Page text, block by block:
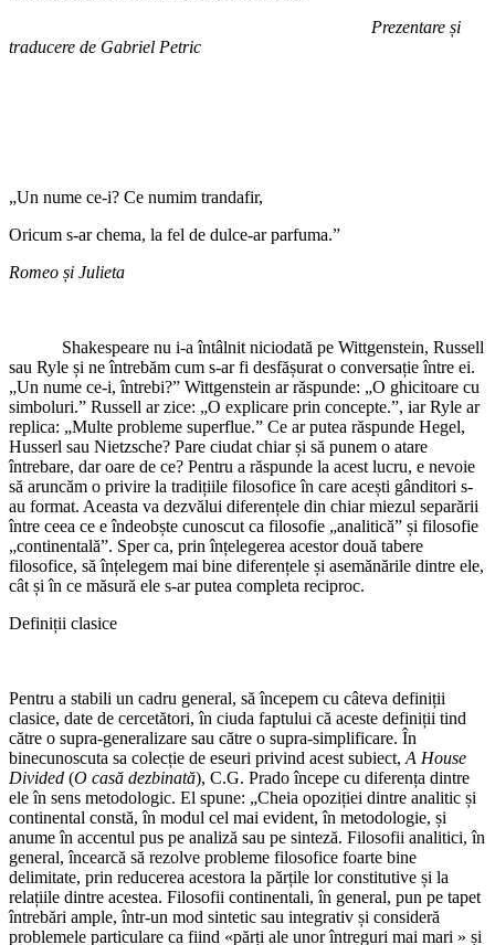
Prezentare și
traducere de Gabriel Petric
„Un nume ce-i? Ce numim trandafir,
Oricum s-ar chema, la fel de dulce-ar parfuma.”
Romeo și Julieta
Shakespeare nu i-a întâlnit niciodată pe Wittgenstein, Russell
sau Ryle și ne întrebăm cum s-ar fi desfășurat o conversație între ei.
„Un nume ce-i, întrebi?” Wittgenstein ar răspunde: „O ghicitoare cu
simboluri.” Russell ar zice: „O explicare prin concepte.”, iar Ryle ar
replica: „Multe probleme superflue.” Ce ar putea răspunde Hegel,
Husserl sau Nietzsche? Pare ciudat chiar și să punem o atare
întrebare, dar oare de ce? Pentru a răspunde la acest lucru, e nevoie
să aruncăm o privire la tradițiile filosofice în care acești gânditori s-
au format. Aceasta va dezvălui diferențele din chiar miezul separării
între ceea ce e îndeobște cunoscut ca filosofie „analitică” și filosofie
„continentală”. Sper ca, prin înțelegerea acestor două tabere
filosofice, să înțelegem mai bine diferențele și asemănările dintre ele,
cât și în ce măsură ele s-ar putea completa reciproc.
Definiții clasice
Pentru a stabili un cadru general, să începem cu câteva definiții
clasice, date de cercetători, în ciuda faptului că aceste definiții tind
către o supra-generalizare sau către o supra-simplificare. În
binecunoscuta sa colecție de eseuri privind acest subiect, A House
Divided (O casă dezbinată), C.G. Prado începe cu diferența dintre
ele în sens metodologic. El spune: „Cheia opoziției dintre analitic și
continental constă, în modul cel mai evident, în metodologie, și
anume în accentul pus pe analiză sau pe sinteză. Filosofii analitici, în
general, încearcă să rezolve probleme filosofice foarte bine
delimitate, prin reducerea acestora la părțile lor constitutive și la
relațiile dintre acestea. Filosofii continentali, în general, pun pe tapet
întrebări ample, într-un mod sintetic sau integrativ și consideră
problemele particulare ca fiind «părți ale unor întreguri mai mari » și